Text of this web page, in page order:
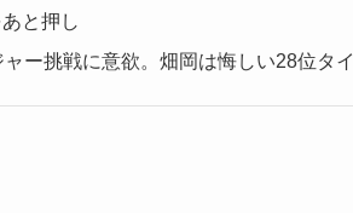
と押し
ー挑戦に意欲。畑岡は悔しい28位タイ